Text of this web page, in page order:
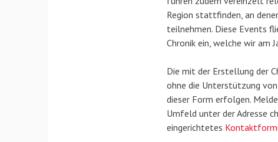
Region stattfinden, an
teilnehmen. Diese Events
Chronik ein, welche wir am
Die mit der Erstellung der
ohne die Unterstützung
dieser Form erfolgen.
Umfeld unter der Adresse
eingerichtetes